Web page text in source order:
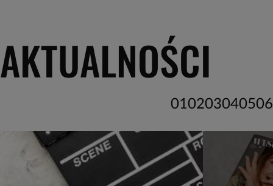
AKTUALNOŚCI
010203040506